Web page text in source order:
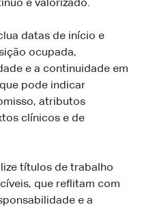
é valorizado.
datas de início e
ocupada,
e a continuidade em
pode indicar
atributos
clínicos e de
títulos de trabalho
que reflitam com
e a